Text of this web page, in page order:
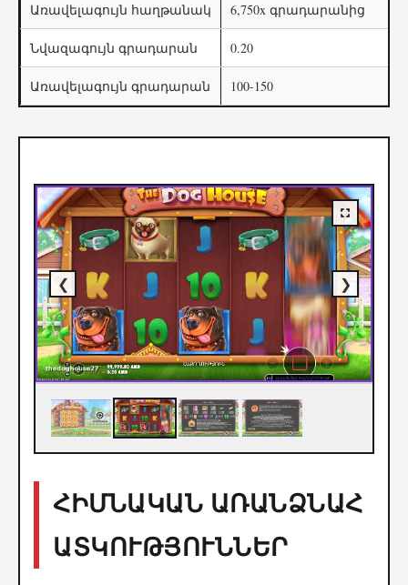
Առավելագույն հաղթանակ 6,750x գրադարանից
Նվազագույն գրադարան 0.20
Առավելագույն գրադարան 100-150
❮ ❯
ՀԻՄՆԱԿԱՆ ԱՌԱՆՁՆԱՀ
ԱՏԿՈՒԹՅՈՒՆՆԵՐ